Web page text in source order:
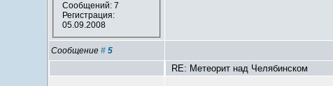
Сообщений: 7
Регистрация:
05.09.2008
Сообщение#5
RE: Метеорит над Челябинском